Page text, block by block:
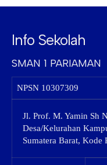
Info Sekolah
SMAN 1 PARIAMAN
NPSN 10307309
Jl. Prof. M. Yamin Sh
Desa/Kelurahan
Sumatera Barat, Kode